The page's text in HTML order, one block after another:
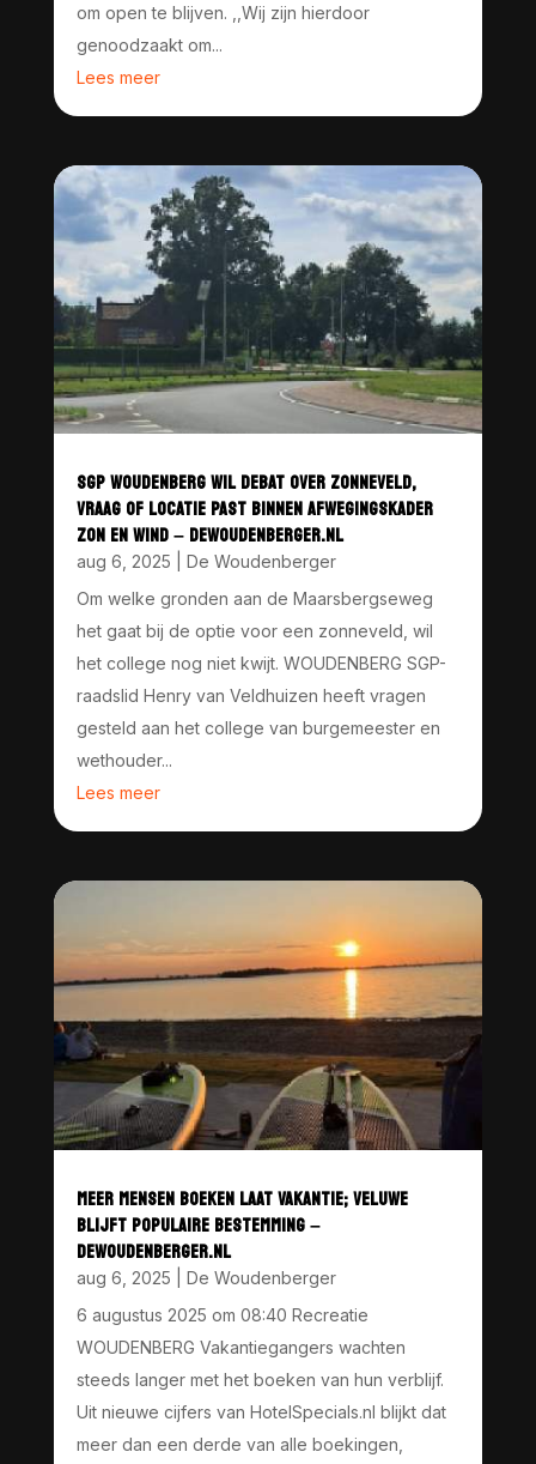
om open te blijven. ,,Wij zijn hierdoor
genoodzaakt om...
Lees meer
SGP WOUDENBERG WIL DEBAT OVER ZONNEVELD,
VRAAG OF LOCATIE PAST BINNEN AFWEGINGSKADER
ZON EN WIND – DEWOUDENBERGER.NL
aug 6, 2025
De Woudenberger
Om welke gronden aan de Maarsbergseweg
het gaat bij de optie voor een zonneveld, wil
het college nog niet kwijt. WOUDENBERG SGP-
raadslid Henry van Veldhuizen heeft vragen
gesteld aan het college van burgemeester en
wethouder...
Lees meer
MEER MENSEN BOEKEN LAAT VAKANTIE; VELUWE
BLIJFT POPULAIRE BESTEMMING –
DEWOUDENBERGER.NL
aug 6, 2025
De Woudenberger
6 augustus 2025 om 08:40 Recreatie
WOUDENBERG Vakantiegangers wachten
steeds langer met het boeken van hun verblijf.
Uit nieuwe cijfers van HotelSpecials.nl blijkt dat
meer dan een derde van alle boekingen,